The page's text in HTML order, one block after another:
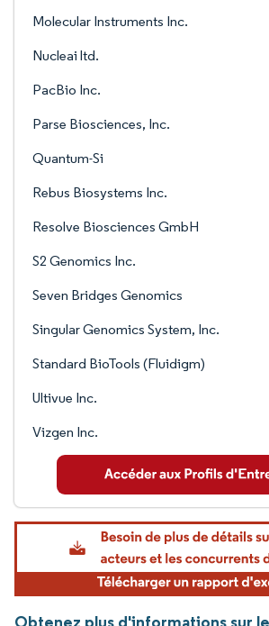
Molecular Instruments Inc.
Nucleai ltd.
PacBio Inc.
Parse Biosciences, Inc.
Quantum-Si
Rebus Biosystems Inc.
Resolve Biosciences GmbH
S2 Genomics Inc.
Seven Bridges Genomics
Singular Genomics System, Inc.
Standard BioTools (Fluidigm)
Ultivue Inc.
Vizgen Inc.